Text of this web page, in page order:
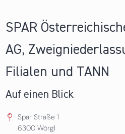
SPAR
AG,
Filialen und TANN
Auf einen Blick
Spar Straße 1
6300 Wörgl